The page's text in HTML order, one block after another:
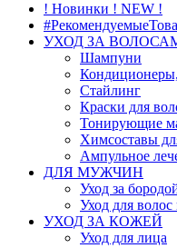
! Новинки ! NEW !
УХОД ЗА
Шампуни
Стайлинг
Краски для
Тонирующие
Химсоставы
Ампульное
ДЛЯ МУЖЧИН
Уход за
Уход для волос
УХОД ЗА КОЖЕЙ
Уход для лица